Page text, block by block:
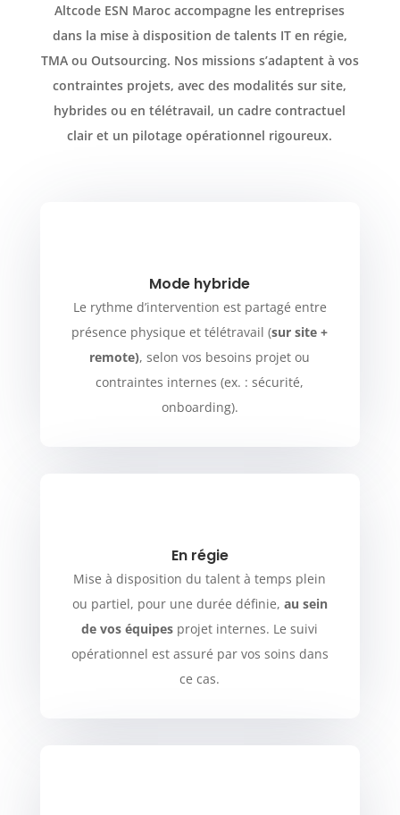
Altcode ESN Maroc accompagne les entreprises
dans la mise à disposition de talents IT en régie,
TMA ou Outsourcing. Nos missions s’adaptent à vos
contraintes projets, avec des modalités sur site,
hybrides ou en télétravail, un cadre contractuel
clair et un pilotage opérationnel rigoureux.
Mode hybride
Le rythme d’intervention est partagé entre
présence physique et télétravail (sur site +
remote), selon vos besoins projet ou
contraintes internes (ex. : sécurité,
onboarding).
En régie
Mise à disposition du talent à temps plein
ou partiel, pour une durée définie, au sein
de vos équipes projet internes. Le suivi
opérationnel est assuré par vos soins dans
ce cas.